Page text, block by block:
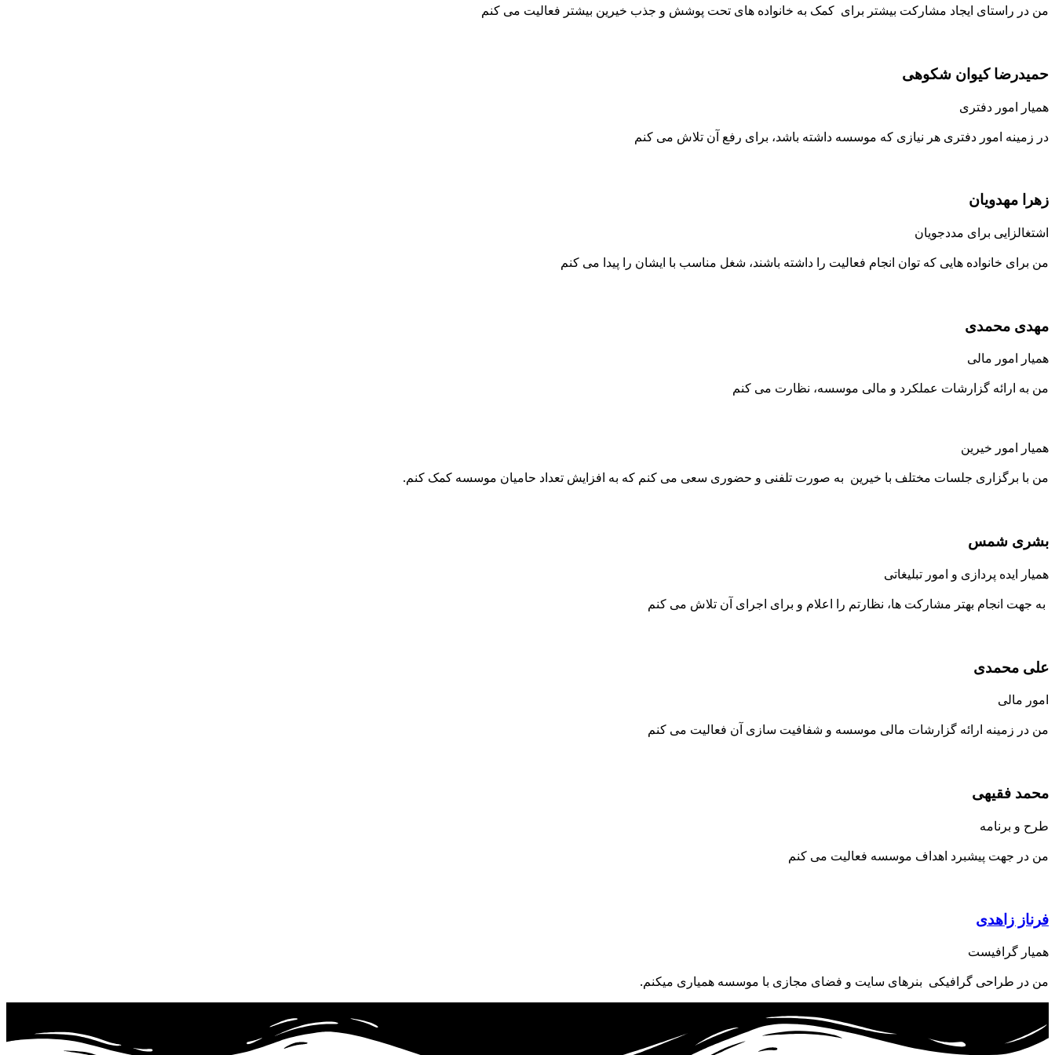
من در راستای ایجاد مشارکت بیشتر برای کمک به خانواده های تحت پوشش و جذب خیرین بیشتر فعالیت می کنم
حمیدرضا کیوان شکوهی
همیار امور دفتری
در زمینه امور دفتری هر نیازی که موسسه داشته باشد، برای رفع آن تلاش می کنم
زهرا مهدویان
اشتغالزایی برای مددجویان
من برای خانواده هایی که توان انجام فعالیت را داشته باشند، شغل مناسب با ایشان را پیدا می کنم
مهدی محمدی
همیار امور مالی
من به ارائه گزارشات عملکرد و مالی موسسه، نظارت می کنم
همیار امور خیرین
من با برگزاری جلسات مختلف با خیرین به صورت تلفنی و حضوری سعی می کنم که به افزایش تعداد حامیان موسسه کمک کنم.
بشری شمس
همیار ایده پردازی و امور تبلیغاتی
به جهت انجام بهتر مشارکت ها، نظارتم را اعلام و برای اجرای آن تلاش می کنم
علی محمدی
امور مالی
من در زمینه ارائه گزارشات مالی موسسه و شفافیت سازی آن فعالیت می کنم
محمد فقیهی
طرح و برنامه
من در جهت پیشبرد اهداف موسسه فعالیت می کنم
فرناز زاهدی
همیار گرافیست
من در طراحی گرافیکی بنرهای سایت و فضای مجازی با موسسه همیاری میکنم.